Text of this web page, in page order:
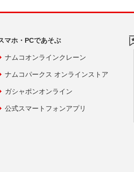
マホ・PCであそぶ
ナムコオンラインクレーン
ナムコパークス オンラインストア
ガシャポンオンライン
公式スマートフォンアプリ